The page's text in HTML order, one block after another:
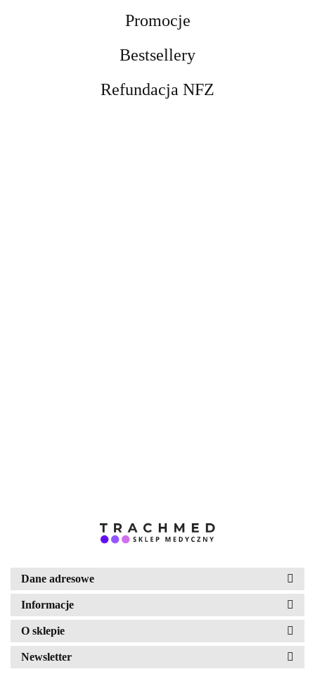
Promocje
Bestsellery
Refundacja NFZ
Dane adresowe
Informacje
O sklepie
Newsletter